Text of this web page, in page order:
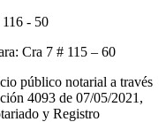
- 50
Cra 7 # 115 – 60
público notarial a través
4093 de 07/05/2021,
y Registro